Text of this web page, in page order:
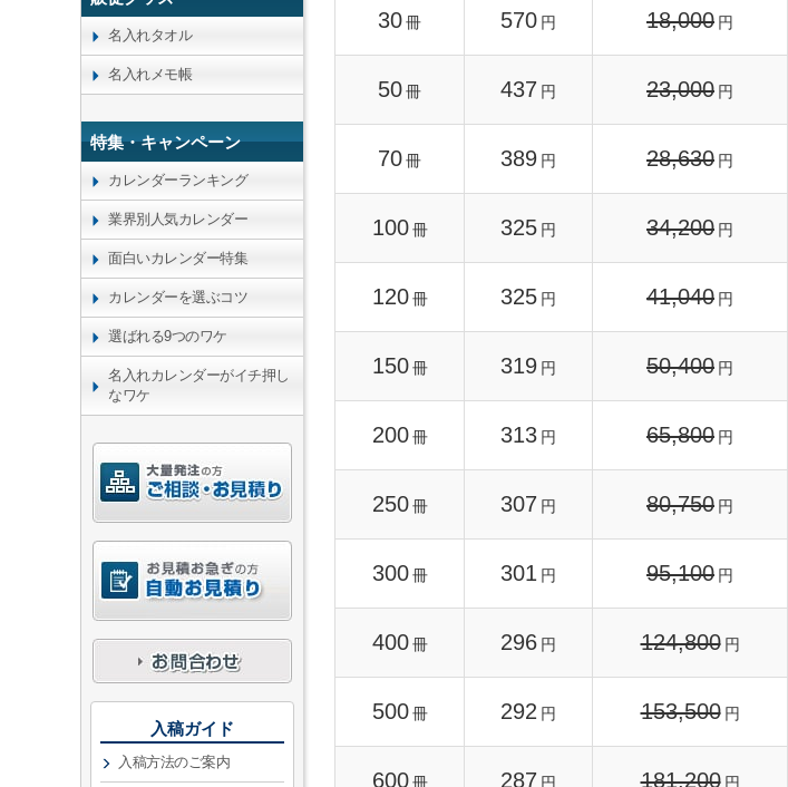
30冊 570 円 18,000 円
50冊 437 円 23,000 円
70冊 389 円 28,630 円
100 冊 325 円 34,200 円
120 冊 325 円 41,040 円
150 冊 319 円 50,400 円
200 冊 313 円 65,800 円
250 冊 307 円 80,750 円
300 冊 301 円 95,100 円
400 冊 296 円 124,800 円
500 冊 292 円 153,500 円
600 冊 287 円 181,200 円
名入れタオル
名入れメモ帳
特集・キャンペーン
カレンダーランキング
業界別人気カレンダー
面白いカレンダー特集
カレンダーを選ぶコツ
選ばれる9つのワケ
名入れカレンダーがイチ押し
なワケ
入稿ガイド
入稿方法のご案内